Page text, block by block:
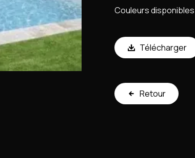
Couleurs disponibles
Télécharger
Retour